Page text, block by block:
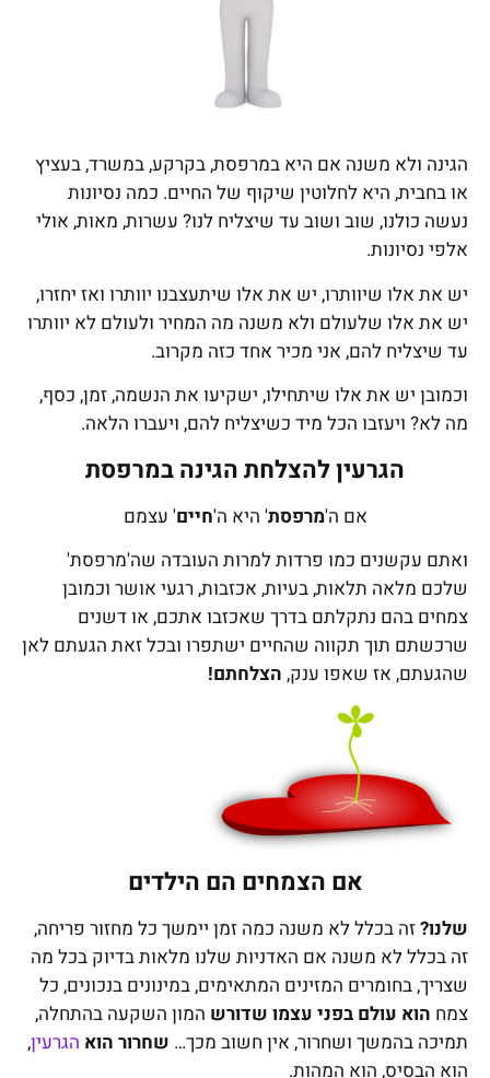
הגינה ולא משנה אם היא במרפסת, בקרקע, במשרד, בעציץ
או בחבית, היא לחלוטין שיקוף של החיים. כמה נסיונות
נעשה כולנו, שוב ושוב עד שיצליח לנו? עשרות, מאות, אולי
אלפי נסיונות.
יש את אלו שיוותרו, יש את אלו שיתעצבנו יוותרו ואז יחזרו,
יש את אלו שלעולם ולא משנה מה המחיר ולעולם לא יוותרו
עד שיצליח להם, אני מכיר אחד כזה מקרוב.
וכמובן יש את אלו שיתחילו, ישקיעו את הנשמה, זמן, כסף,
מה לא? ויעזבו הכל מיד כשיצליח להם, ויעברו הלאה.
הגרעין להצלחת הגינה במרפסת
אם ה'מרפסת' היא ה'חיים' עצמם
ואתם עקשנים כמו פרדות למרות העובדה שה'מרפסת'
שלכם מלאה תלאות, בעיות, אכזבות, רגעי אושר וכמובן
צמחים בהם נתקלתם בדרך שאכזבו אתכם, או דשנים
שרכשתם תוך תקווה שהחיים ישתפרו ובכל זאת הגעתם לאן
שהגעתם, אז שאפו ענק, הצלחתם!
אם הצמחים הם הילדים
שלנו?זה בכלל לא משנה כמה זמן יימשך כל מחזור פריחה,
זה בכלל לא משנה אם האדניות שלנו מלאות בדיוק בכל מה
שצריך, בחומרים המזינים המתאימים, במינונים בנכונים, כל
צמח הוא עולם בפני עצמו שדורש המון השקעה בהתחלה,
תמיכה בהמשך ושחרור, אין חשוב מכך… שחרור הוא הגרעין,
הוא הבסיס, הוא המהות.